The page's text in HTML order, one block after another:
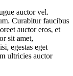
auctor vel.
Curabitur faucibus
auctor eros, et
sit amet,
egestas eget
ultricies auctor